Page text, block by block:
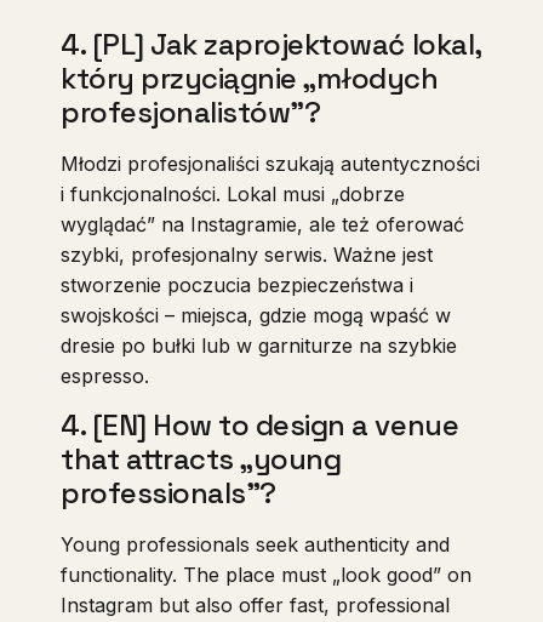
4. [PL] Jak zaprojektować lokal,
który przyciągnie „młodych
profesjonalistów”?
Młodzi profesjonaliści szukają autentyczności
i funkcjonalności. Lokal musi „dobrze
wyglądać” na Instagramie, ale też oferować
szybki, profesjonalny serwis. Ważne jest
stworzenie poczucia bezpieczeństwa i
swojskości – miejsca, gdzie mogą wpaść w
dresie po bułki lub w garniturze na szybkie
espresso.
4. [EN] How to design a venue
that attracts „young
professionals”?
Young professionals seek authenticity and
functionality. The place must „look good” on
Instagram but also offer fast, professional